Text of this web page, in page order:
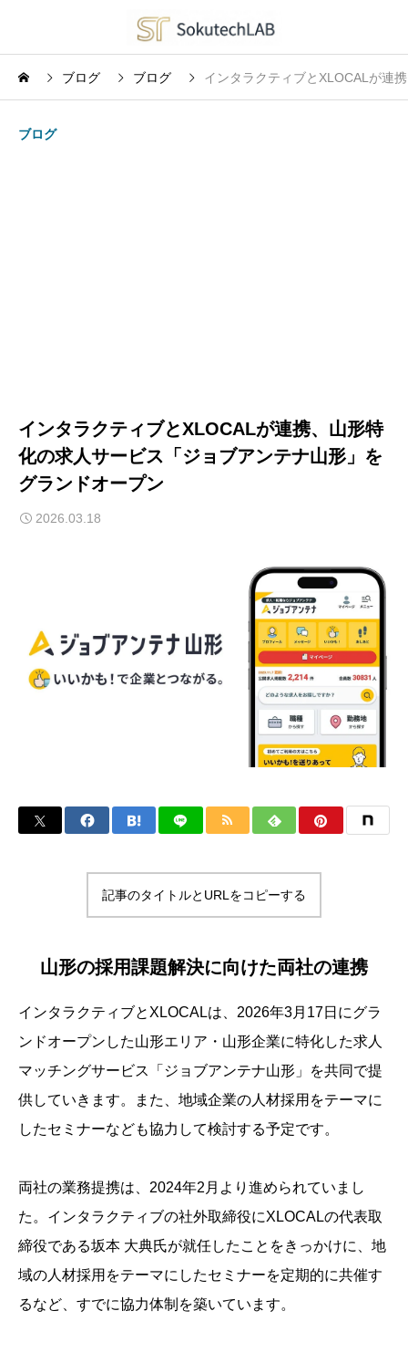
ブログ ブログ インタラクティブとXLOCALが連
ブログ
インタラクティブとXLOCALが連携、山形特
化の求人サービス「ジョブアンテナ山形」を
グランドオープン
2026.03.18
記事のタイトルとURLをコピーする
山形の採用課題解決に向けた両社の連携
インタラクティブとXLOCALは、2026年3月17日にグラ
ンドオープンした山形エリア・山形企業に特化した求人
マッチングサービス「ジョブアンテナ山形」を共同で提
供していきます。また、地域企業の人材採用をテーマに
したセミナーなども協力して検討する予定です。
両社の業務提携は、2024年2月より進められていまし
た。インタラクティブの社外取締役にXLOCALの代表取
締役である坂本 大典氏が就任したことをきっかけに、地
域の人材採用をテーマにしたセミナーを定期的に共催す
るなど、すでに協力体制を築いています。